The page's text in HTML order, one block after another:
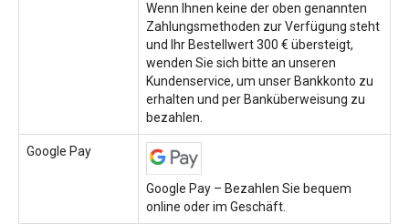
Wenn Ihnen keine der oben genannten
Zahlungsmethoden zur Verfügung steht
und Ihr Bestellwert 300 € übersteigt,
wenden Sie sich bitte an unseren
Kundenservice, um unser Bankkonto zu
erhalten und per Banküberweisung zu
bezahlen.
Google Pay
Google Pay – Bezahlen Sie bequem
online oder im Geschäft.